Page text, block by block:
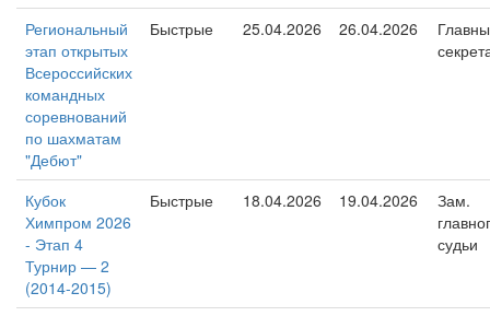
Региональный
этап открытых
Всероссийских
командных
соревнований
по шахматам
"Дебют"
Быстрые 25.04.2026 26.04.2026
Кубок
Химпром 2026
- Этап 4
Турнир — 2
(2014-2015)
Быстрые 18.04.2026 19.04.2026
Зам.
судьи